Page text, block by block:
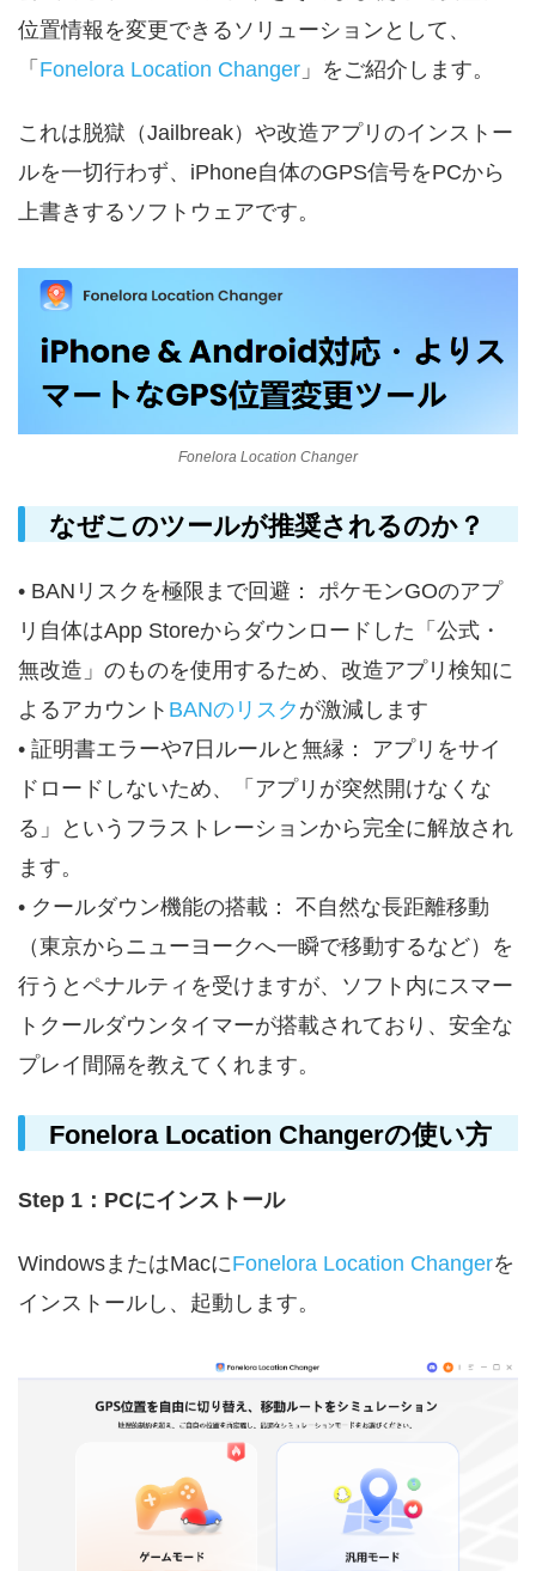
位置情報を変更できるソリューションとして、
「 Fonelora Location Changer 」をご紹介します。
これは脱獄（Jailbreak）や改造アプリのインストー
ルを一切行わず、iPhone自体のGPS信号をPCから
上書きするソフトウェアです。
Fonelora Location Changer
なぜこのツールが推奨されるのか？
• BANリスクを極限まで回避： ポケモンGOのアプ
リ自体はApp Storeからダウンロードした「公式・
無改造」のものを使用するため、改造アプリ検知に
よるアカウント BANのリスク が激減します
• 証明書エラーや7日ルールと無縁： アプリをサイ
ドロードしないため、「アプリが突然開けなくな
る」というフラストレーションから完全に解放され
ます。
• クールダウン機能の搭載： 不自然な長距離移動
（東京からニューヨークへ一瞬で移動するなど）を
行うとペナルティを受けますが、ソフト内にスマー
トクールダウンタイマーが搭載されており、安全な
プレイ間隔を教えてくれます。
Fonelora Location Changerの使い方
Step 1：PCにインストール
WindowsまたはMacにFonelora Location Changerを
インストールし、起動します。